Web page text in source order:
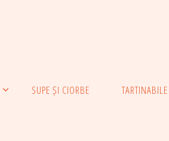
SUPE ȘI CIORBE TARTINABILE